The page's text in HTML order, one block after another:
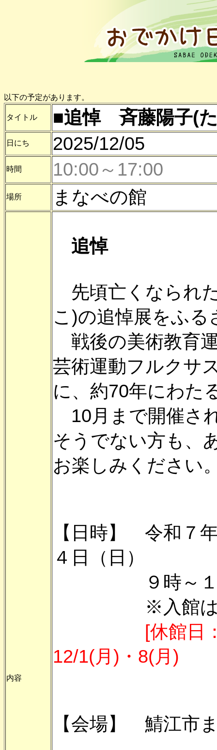
以下の予定があります。
タイトル ■追悼 斉藤陽子(
日にち 2025/12/05
時間 10:00～17:00
場所 まなべの館
内容
追悼
先頃亡くなられ
こ)の追悼展をふ
戦後の美術教育
芸術運動フルクサ
に、約70年にわた
10月まで開催さ
そうでない方も、
お楽しみください
【日時】 令和７
４日（日）
９時～１
※入館は１
[休館日
12/1(月)・8(月)
【会場】 鯖江市